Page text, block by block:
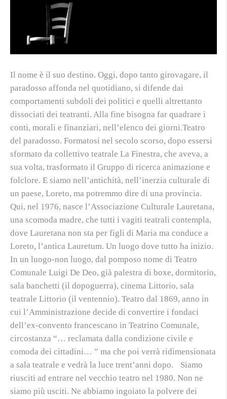
Il nome è il suo destino. Oggi, dopo tanto girovagare, il
paradosso affonda nel quotidiano, si difende dai
comportamenti subdoli dei politici e quelli altrettanto
dissociati dei teatranti. Alla fine bisogna far quadrare i
conti, morali e finanziari, nell’elenco dei giorni.Teatro
del paradosso. Formatosi nel secolo scorso, dopo essersi
sformato da collettivo teatrale La Finestra, che aveva, a
sua volta, trasformato il Gruppo di ricerca animazione e
folclore. E siamo nell’antichità, nell’inerzia culturale di
un paese, Loreto, ma potremmo dire di una provincia.
Qui, nel 1976, nasce l’Associazione Culturale Lauretana,
una scomoda madre, che tutti i vagiti teatrali contempla,
dove Lauretana non sta per figli di Maria ma conduce a
Loreto, l’antica Lauretum. Un luogo dove tutto ha inizio.
In un luogo-non luogo, dal pomposo nome di Teatro
Comunale Luigi De Deo, già palestra di boxe, dormitorio,
sala banchetti (il dopoguerra), cinema Littorio, sala
teatrale Littorio (il ventennio). Teatro dal 1869, anno in
cui l’Amministrazione decide di convertire i fondaci
dell’ex-convento francescano in Teatrino Comunale,
circostanza “… reclamata dalla condizione civile e
comoda dei cittadini… ” ma che poi verrà ridimensionata
a sala teatrale e vedrà la luce trent’anni dopo. Siamo
riusciti ad entrare nel vecchio teatro nel 1980. Non ne
siamo più usciti. Ne abbiamo ingoiato la polvere dei